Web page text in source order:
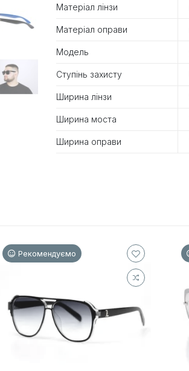
Матеріал лінзи
Матеріал оправи
Модель
Ступінь захисту
Ширина лінзи
Ширина моста
Ширина оправи
Рекомендуємо